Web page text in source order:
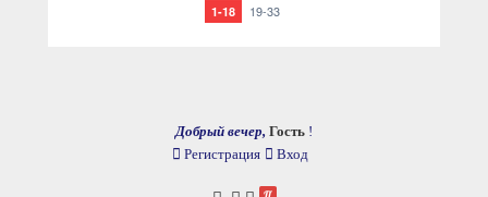
1-18 19-33
Добрый вечер, Гость !
Регистрация
Вход